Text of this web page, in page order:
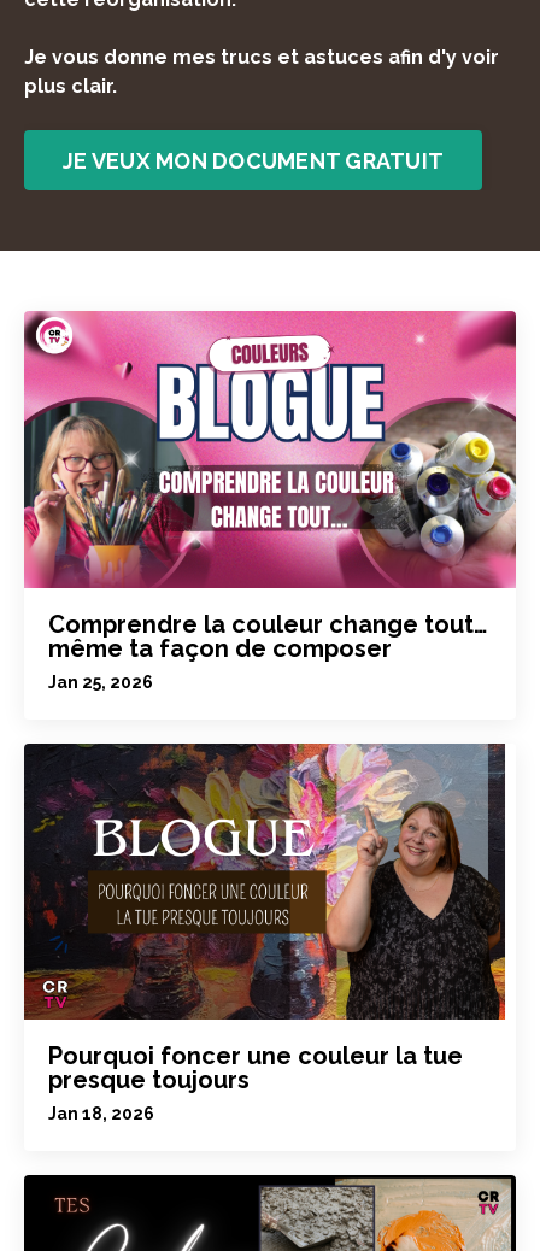
Je vous donne mes trucs et astuces afin d'y voir
plus clair.
JE VEUX MON DOCUMENT GRATUIT
Comprendre la couleur change tout…
même ta façon de composer
Jan 25, 2026
Pourquoi foncer une couleur la tue
presque toujours
Jan 18, 2026